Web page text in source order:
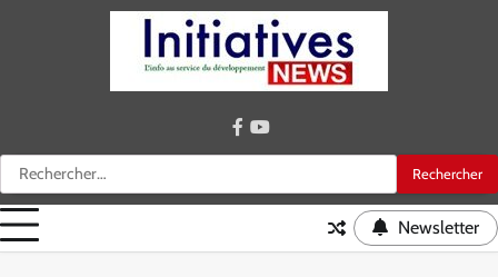
Rechercher :
facebook
youtube
Newsletter